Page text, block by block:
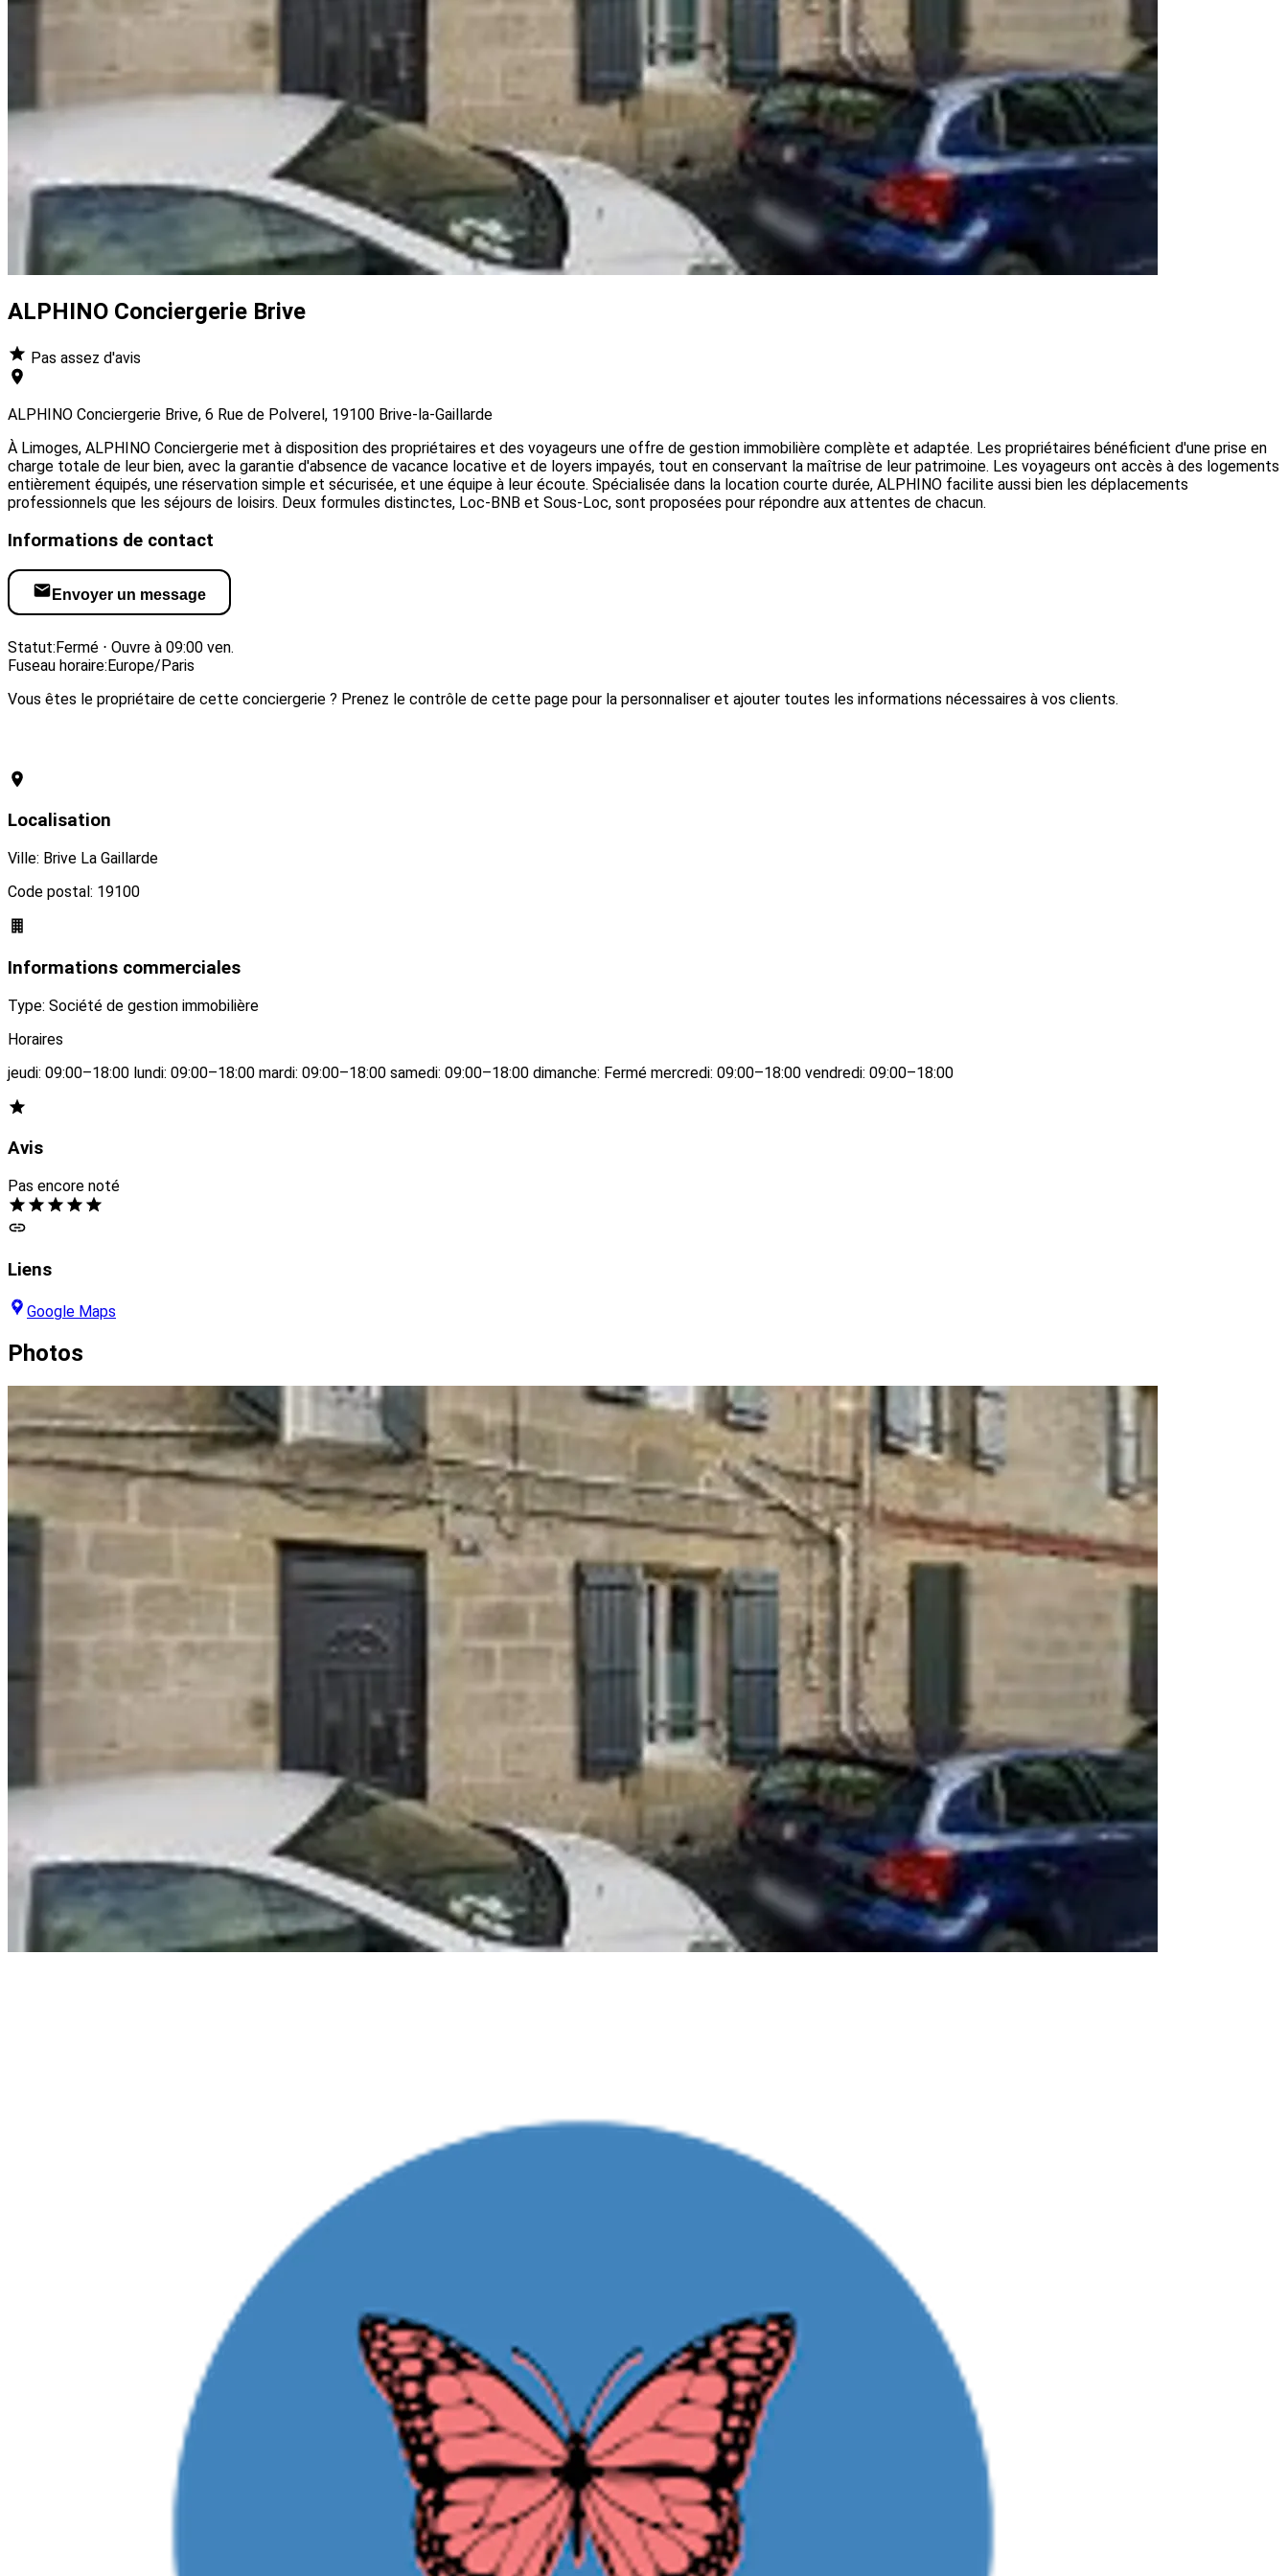
ALPHINO Conciergerie Brive
Pas assez d'avis
ALPHINO Conciergerie Brive, 6 Rue de Polverel, 19100 Brive-la-Gaillarde
À Limoges, ALPHINO Conciergerie met à disposition des propriétaires et des voyageurs une offre de gestion immobilière complète et adaptée. Les propriétaires bénéficient d'une prise en
charge totale de leur bien, avec la garantie d'absence de vacance locative et de loyers impayés, tout en conservant la maîtrise de leur patrimoine. Les voyageurs ont accès à des logements
entièrement équipés, une réservation simple et sécurisée, et une équipe à leur écoute. Spécialisée dans la location courte durée, ALPHINO facilite aussi bien les déplacements
professionnels que les séjours de loisirs. Deux formules distinctes, Loc-BNB et Sous-Loc, sont proposées pour répondre aux attentes de chacun.
Informations de contact
Envoyer un message
Statut:Fermé ⋅ Ouvre à 09:00 ven.
Fuseau horaire:Europe/Paris
Vous êtes le propriétaire de cette conciergerie ? Prenez le contrôle de cette page pour la personnaliser et ajouter toutes les informations nécessaires à vos clients.
Localisation
Ville: Brive La Gaillarde
Code postal: 19100
Informations commerciales
Type: Société de gestion immobilière
Horaires
jeudi: 09:00–18:00 lundi: 09:00–18:00 mardi: 09:00–18:00 samedi: 09:00–18:00 dimanche: Fermé mercredi: 09:00–18:00 vendredi: 09:00–18:00
Avis
Pas encore noté
Liens
Google Maps
Photos